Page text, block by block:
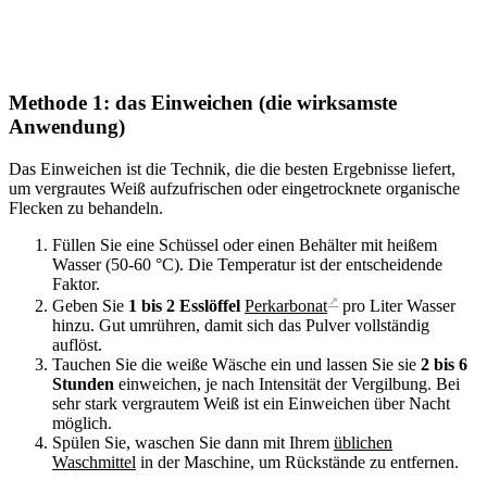
Methode 1: das Einweichen (die wirksamste
Anwendung)
Das Einweichen ist die Technik, die die besten Ergebnisse liefert,
um vergrautes Weiß aufzufrischen oder eingetrocknete organische
Flecken zu behandeln.
Füllen Sie eine Schüssel oder einen Behälter mit heißem
Wasser (50-60 °C). Die Temperatur ist der entscheidende
Faktor.
Geben Sie 1 bis 2 Esslöffel Perkarbonat ↗ pro Liter Wasser
hinzu. Gut umrühren, damit sich das Pulver vollständig
auflöst.
Tauchen Sie die weiße Wäsche ein und lassen Sie sie 2 bis 6
Stunden einweichen, je nach Intensität der Vergilbung. Bei
sehr stark vergrautem Weiß ist ein Einweichen über Nacht
möglich.
Spülen Sie, waschen Sie dann mit Ihrem üblichen
Waschmittel in der Maschine, um Rückstände zu entfernen.